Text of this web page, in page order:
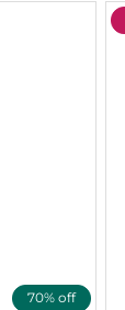
70% off